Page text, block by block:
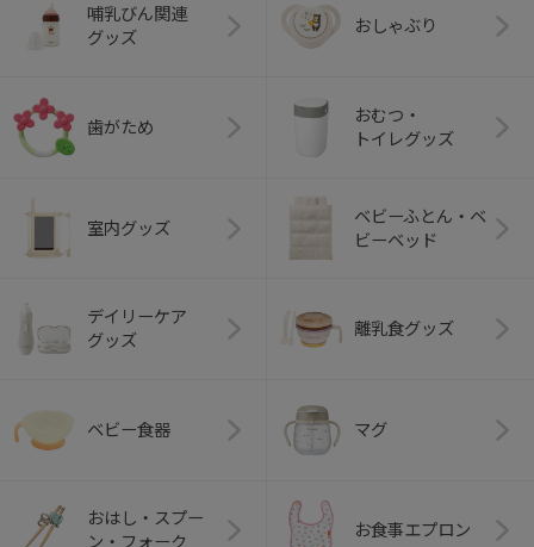
哺乳びん関連
グッズ
おしゃぶり
歯がため
おむつ・
トイレグッズ
室内グッズ
ベビーふとん・ベ
ビーベッド
デイリーケア
グッズ
離乳食グッズ
ベビー食器 マグ
おはし・スプー
ン・フォーク
お食事エプロン